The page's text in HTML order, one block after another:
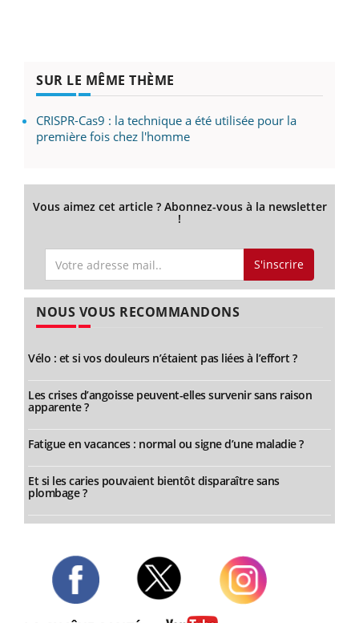
SUR LE MÊME THÈME
CRISPR-Cas9 : la technique a été utilisée pour la
première fois chez l'homme
Vous aimez cet article ? Abonnez-vous à la newsletter
!
S'inscrire
NOUS VOUS RECOMMANDONS
Vélo : et si vos douleurs n’étaient pas liées à l’effort ?
Les crises d’angoisse peuvent-elles survenir sans raison
apparente ?
Fatigue en vacances : normal ou signe d’une maladie ?
Et si les caries pouvaient bientôt disparaître sans
plombage ?